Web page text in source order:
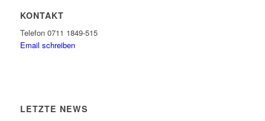
KONTAKT
Telefon 0711 1849-515
Email schreiben
LETZTE NEWS